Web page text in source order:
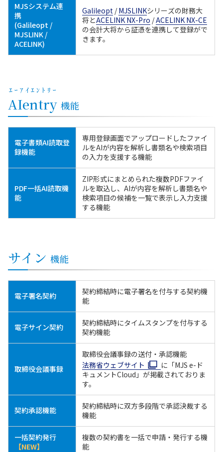
MJSシステム連
携
(Galileopt /
MJSLINK /
ACELINK)
Galileopt /MJSLINKシリーズの財務大
将とACELINK NX-Pro /ACELINK NX-CE
の会計大将から証憑を連携して登録がで
きます。
AIentry
ｴｰｱｲｴﾝﾄﾘｰ
機能
電子書類AI読取登
録機能
専用登録画面でアップロードしたファイ
ルをAIが内容を解析し書類名や検索項目
の入力を支援する機能
PDF一括AI読取機
能
ZIP形式にまとめられた複数PDFファイ
ルを取込し、AIが内容を解析し書類名や
検索項目の候補を一覧で表示し入力支援
する機能
サイン 機能
電子署名契約
契約締結時に電子署名を付与する契約機
能
電子サイン契約
契約締結時にタイムスタンプを付与する
契約機能
取締役会議事録
取締役会議事録の送付・承認機能
法務省ウェブサイト
に「MJS e-ド
キュメントCloud」が掲載されておりま
す。
契約承認機能
契約締結時に双方多段階で承認決裁する
機能
一括契約発行
【NEW】
複数の契約書を一括で申請・発行する機
能